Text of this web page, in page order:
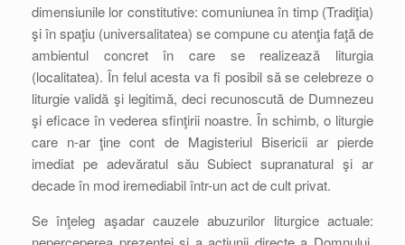
dimensiunile lor constitutive: comuniunea în timp (Tradiţia)
şi în spaţiu (universalitatea) se compune cu atenţia faţă de
ambientul concret în care se realizează liturgia
(localitatea). În felul acesta va fi posibil să se celebreze o
liturgie validă şi legitimă, deci recunoscută de Dumnezeu
şi eficace în vederea sfinţirii noastre. În schimb, o liturgie
care n-ar ţine cont de Magisteriul Bisericii ar pierde
imediat pe adevăratul său Subiect supranatural şi ar
decade în mod iremediabil într-un act de cult privat.
Se înţeleg aşadar cauzele abuzurilor liturgice actuale: